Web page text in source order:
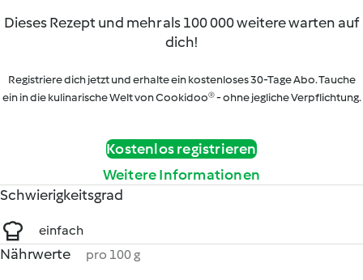
Dieses Rezept und mehr als 100 000 weitere warten auf
dich!
Registriere dich jetzt und erhalte ein kostenloses 30-Tage Abo. Tauche
ein in die kulinarische Welt von Cookidoo® - ohne jegliche Verpflichtung.
Kostenlos registrieren
Weitere Informationen
Schwierigkeitsgrad
einfach
Nährwerte pro 100 g